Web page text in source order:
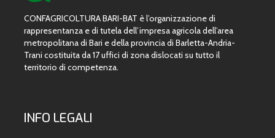
CONFAGRICOLTURA BARI-BAT è l’organizzazione di
rappresentanza e di tutela dell’impresa agricola dell’area
metropolitana di Bari e della provincia di Barletta-Andria-
Trani costituita da 17 uffici di zona dislocati su tutto il
territorio di competenza.
INFO LEGALI